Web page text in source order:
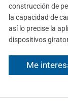
construcción de
la capacidad de
así lo precise la
dispositivos
Me